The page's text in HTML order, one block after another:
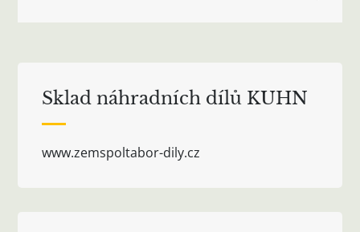
Sklad náhradních dílů KUHN
www.zemspoltabor-dily.cz